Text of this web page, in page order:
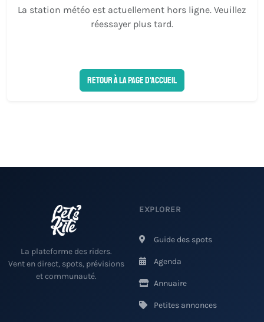
La station météo est actuellement hors ligne. Veuillez
réessayer plus tard.
Retour à la page d'accueil
La plateforme des riders.
Vent en direct, spots, prévisions
et communauté.
EXPLORER
Guide des spots
Agenda
Annuaire
Petites annonces